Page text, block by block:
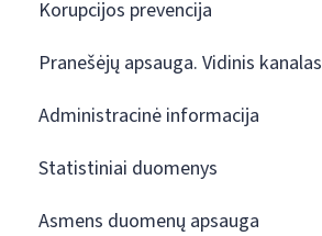
Korupcijos prevencija
Pranešėjų apsauga. Vidinis kanalas
Administracinė informacija
Statistiniai duomenys
Asmens duomenų apsauga